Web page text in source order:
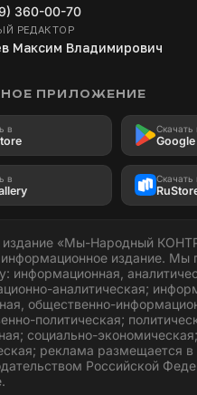
360-00-70
РЕДАКТОР
Максим Владимирович
ПРИЛОЖЕНИЕ
в Скачать
Google
в Скачать
издание «Мы-Народный
информационное издание. Мы
информационная,
аналитическая;
общественно-
политическая;
социально-экономическая;
реклама размещается в
Российской